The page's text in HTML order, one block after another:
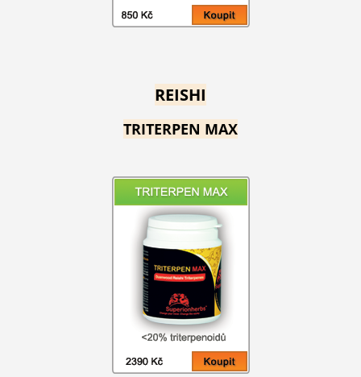
REISHI
TRITERPEN MAX